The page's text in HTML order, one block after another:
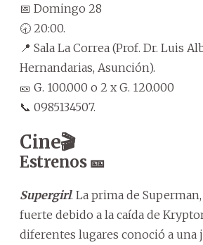
📅 Domingo 28
🕣 20:00.
📍 Sala La Correa (Prof. Dr. Luis
Hernandarias, Asunción).
🎫 G. 100.000 o 2 x G. 120.000
📞 0985134507.
Cine🎬
Estrenos 🎫
Supergirl. La prima de
fuerte debido a la caída de
diferentes lugares conoció a una